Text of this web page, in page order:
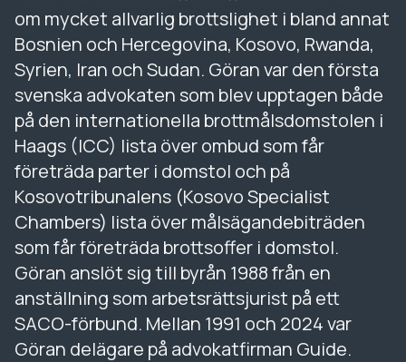
om mycket allvarlig brottslighet i bland annat
Bosnien och Hercegovina, Kosovo, Rwanda,
Syrien, Iran och Sudan. Göran var den första
svenska advokaten som blev upptagen både
på den internationella brottmålsdomstolen i
Haags (ICC) lista över ombud som får
företräda parter i domstol och på
Kosovotribunalens (Kosovo Specialist
Chambers) lista över målsägandebiträden
som får företräda brottsoffer i domstol.
Göran anslöt sig till byrån 1988 från en
anställning som arbetsrättsjurist på ett
SACO-förbund. Mellan 1991 och 2024 var
Göran delägare på advokatfirman Guide.